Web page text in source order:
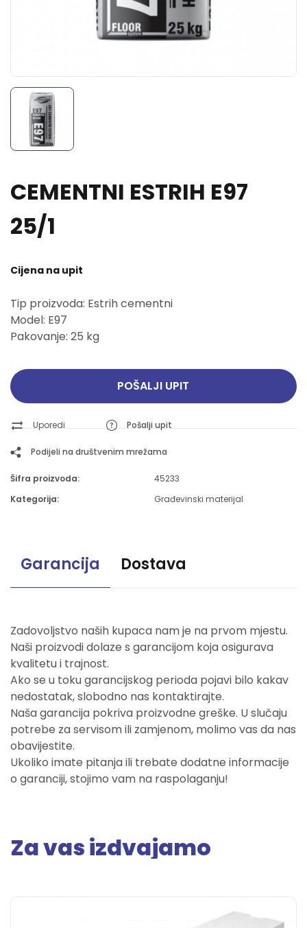
CEMENTNI ESTRIH E97
25/1
Cijena na upit
Tip proizvoda: Estrih cementni
Model: E97
Pakovanje: 25 kg
POŠALJI UPIT
Uporedi Pošalji upit
Podijeli na društvenim mrežama
Šifra proizvoda:
45233
Kategorija:
Građevinski materijal
Garancija Dostava
Zadovoljstvo naših kupaca nam je na prvom mjestu.
Naši proizvodi dolaze s garancijom koja osigurava
kvalitetu i trajnost.
Ako se u toku garancijskog perioda pojavi bilo kakav
nedostatak, slobodno nas kontaktirajte.
Naša garancija pokriva proizvodne greške. U slučaju
potrebe za servisom ili zamjenom, molimo vas da nas
obavijestite.
Ukoliko imate pitanja ili trebate dodatne informacije
o garanciji, stojimo vam na raspolaganju!
Za vas izdvajamo